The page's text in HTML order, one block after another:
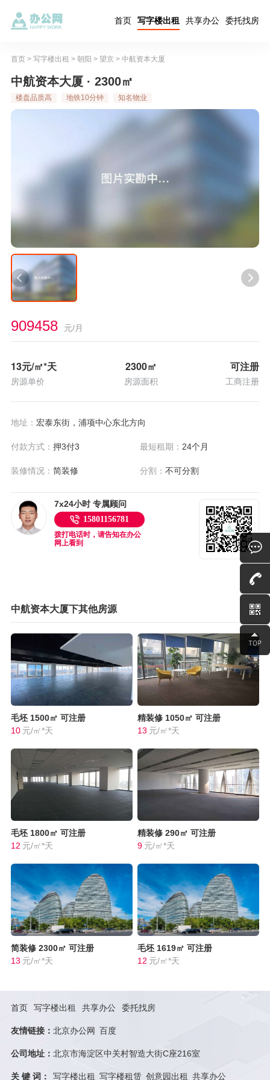
首页 写字楼出租 共享办公 委托找房
首页> 写字楼出租 > 朝阳 > 望京> 中航资本大厦
中航资本大厦 · 2300㎡
楼盘品质高 地铁10分钟 知名物业
909458 元/月
13元/㎡*天
房源单价
2300㎡
房源面积
可注册
工商注册
地址： 宏泰东街，浦项中心东北方向
付款方式： 押3付3 最短租期： 24个月
装修情况： 简装修 分割：不可分割
7x24小时 专属顾问
15801156781
拨打电话时，请告知在办公
网上看到
中航资本大厦下其他房源
毛坯 1500㎡ 可注册
10 元/㎡*天
精装修 1050㎡ 可注册
13 元/㎡*天
毛坯 1800㎡ 可注册
12 元/㎡*天
精装修 290㎡ 可注册
9 元/㎡*天
简装修 2300㎡ 可注册
13 元/㎡*天
毛坯 1619㎡ 可注册
12 元/㎡*天
首页 写字楼出租 共享办公 委托找房
友情链接： 北京办公网 百度
公司地址： 北京市海淀区中关村智造大街C座216室
关 键 词： 写字楼出租 写字楼租赁 创意园出租 共享办公